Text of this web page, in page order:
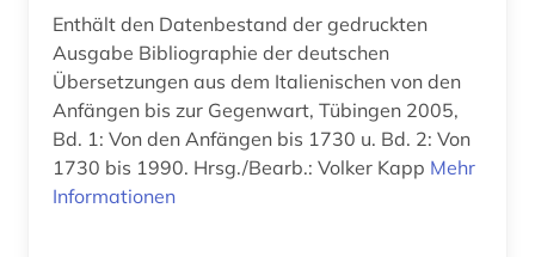
brief (1)
briefsammlung (1)
british library (1)
brülow, kaspar | schriftsteller;
Ostasien (2)
Osteuropa (9)
Ostmitteleuropa (4)
Palaestina (1)
Polen (8)
Enthält den Datenbestand der gedruckten
Ausgabe Bibliographie der deutschen
Übersetzungen aus dem Italienischen von den
Anfängen bis zur Gegenwart, Tübingen 2005,
Bd. 1: Von den Anfängen bis 1730 u. Bd. 2: Von
1730 bis 1990. Hrsg./Bearb.: Volker Kapp Mehr
Informationen